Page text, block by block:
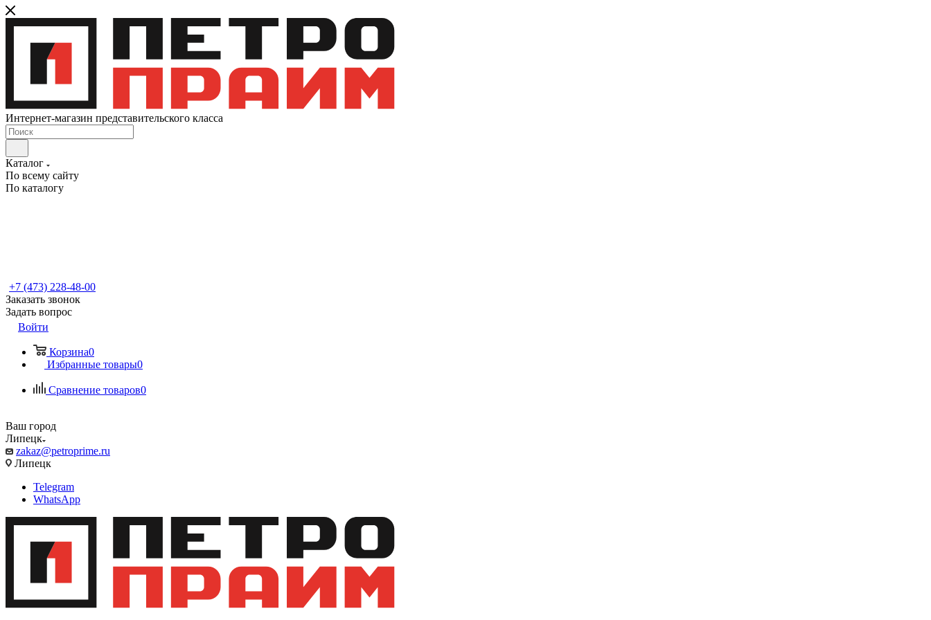
Интернет-магазин представительского класса
Каталог
По всему сайту
По каталогу
+7 (473) 228-48-00
Заказать звонок
Задать вопрос
Войти
Корзина0
Избранные товары0
Сравнение товаров0
Ваш город
Липецк
zakaz@petroprime.ru
Липецк
Telegram
WhatsApp